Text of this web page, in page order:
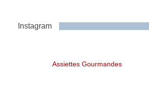
Instagram
Assiettes Gourmandes